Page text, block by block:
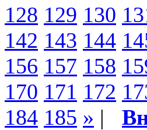
128 129 130
142 143 144
156 157 158
170 171 172
184 185 » |